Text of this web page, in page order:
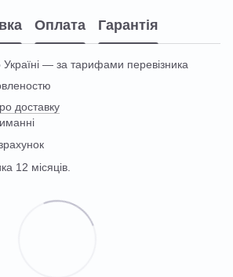
Оплата Гарантія
— за тарифами перевізника
доставку
12 місяців.